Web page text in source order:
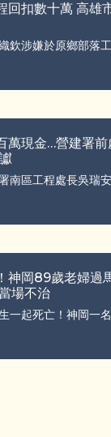
回扣數十萬 高雄
欽涉嫌於原鄉部落
萬現金…營建署
南區工程處長吳瑞
神岡89歲老婦過
場不治
一起死亡！神岡一